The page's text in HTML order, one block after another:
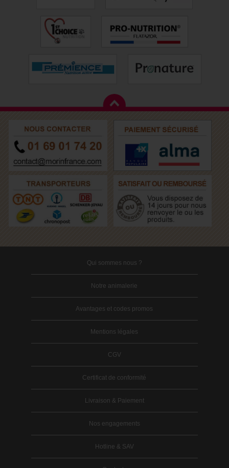
Qui sommes nous ?
Notre animalerie
Avantages et codes promos
Mentions légales
CGV
Certificat de conformité
Livraison & Paiement
Nos engagements
Hotline & SAV